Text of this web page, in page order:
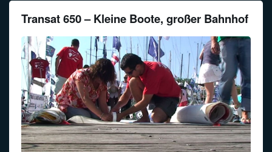
Transat 650 – Kleine Boote, großer Bahnhof